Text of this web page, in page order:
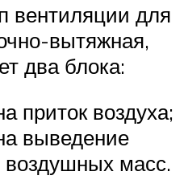
вентиляции для
вытяжная,
два блока:
приток воздуха;
выведение
воздушных масс.